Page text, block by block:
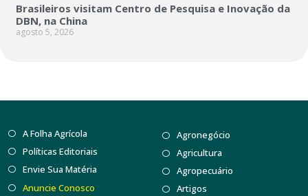
Brasileiros visitam Centro de Pesquisa e Inovação da
DBN, na China
agosto 5, 2026
A Folha Agrícola
Políticas Editoriais
Envie Sua Matéria
Anuncie Conosco
Agronegócio
Agricultura
Agropecuário
Artigos